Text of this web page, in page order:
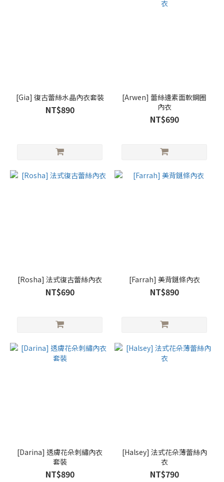
[Gia] 復古蕾絲水晶內衣套裝
NT$890
[Arwen] 蕾絲邊素面軟鋼圈
內衣
NT$690
[Rosha] 法式復古蕾絲內衣
NT$690
[Farrah] 美背鏈條內衣
NT$890
[Darina] 透膚花朵刺繡內衣
套裝
NT$890
[Halsey] 法式花朵薄蕾絲內
衣
NT$790